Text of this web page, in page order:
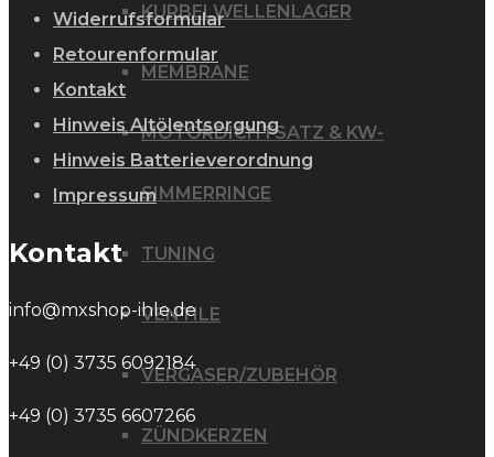
KURBELWELLENLAGER
MEMBRANE
MOTORDICHTSATZ & KW-
SIMMERRINGE
TUNING
VENTILE
VERGASER/ZUBEHÖR
ZÜNDKERZEN
Widerrufsformular
Retourenformular
Kontakt
Hinweis Altölentsorgung
Hinweis Batterieverordnung
Impressum
Kontakt
info@mxshop-ihle.de
+49 (0) 3735 6092184
+49 (0) 3735 6607266